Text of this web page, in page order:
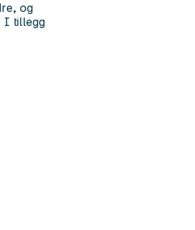
og
I tillegg